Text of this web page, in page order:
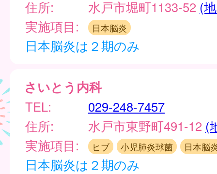
住所:
水戸市堀町1133-52 (
実施項目:
日本脳炎
日本脳炎は２期のみ
さいとう内科
TEL:
029-248-7457
住所:
水戸市東野町491-12 (
実施項目:
ヒブ 小児肺炎球菌 日本脳
日本脳炎は２期のみ